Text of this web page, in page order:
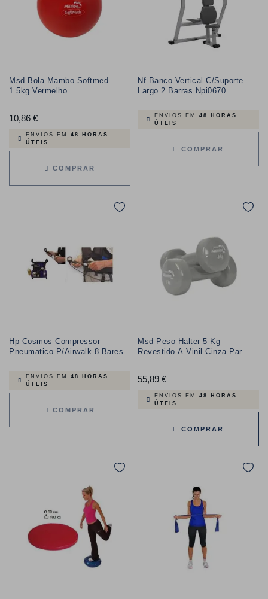
Msd Bola Mambo Softmed
1.5kg Vermelho
10,86 €Preço
ENVIOS EM 48 HORAS
ÚTEIS
COMPRAR
Nf Banco Vertical C/Suporte
Largo 2 Barras Npi0670
ENVIOS EM 48 HORAS
ÚTEIS
COMPRAR
Hp Cosmos Compressor
Pneumatico P/Airwalk 8 Bares
ENVIOS EM 48 HORAS
ÚTEIS
COMPRAR
Msd Peso Halter 5 Kg
Revestido A Vinil Cinza Par
55,89 €Preço
ENVIOS EM 48 HORAS
ÚTEIS
COMPRAR